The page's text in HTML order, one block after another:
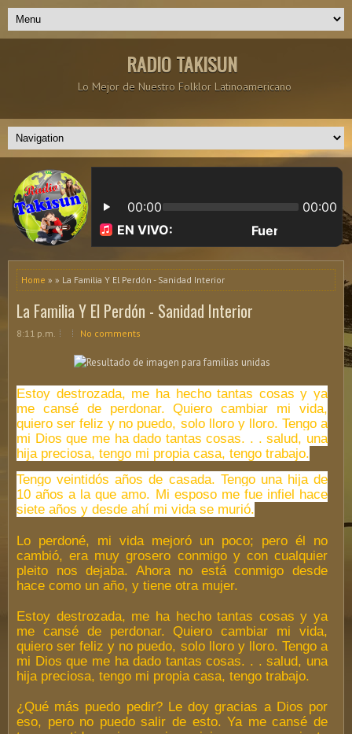
RADIO TAKISUN
Lo Mejor de Nuestro Folklor Latinoamericano
Home » » La Familia Y El Perdón - Sanidad Interior
La Familia Y El Perdón - Sanidad Interior
8:11 p.m. No comments
Estoy destrozada, me ha hecho tantas cosas y ya
me cansé de perdonar. Quiero cambiar mi vida,
quiero ser feliz y no puedo, solo lloro y lloro. Tengo a
mi Dios que me ha dado tantas cosas. . . salud, una
hija preciosa, tengo mi propia casa, tengo trabajo.
Tengo veintidós años de casada. Tengo una hija de
10 años a la que amo. Mi esposo me fue infiel hace
siete años y desde ahí mi vida se murió.
Lo perdoné, mi vida mejoró un poco; pero él no
cambió, era muy grosero conmigo y con cualquier
pleito nos dejaba. Ahora no está conmigo desde
hace como un año, y tiene otra mujer.
Estoy destrozada, me ha hecho tantas cosas y ya
me cansé de perdonar. Quiero cambiar mi vida,
quiero ser feliz y no puedo, solo lloro y lloro. Tengo a
mi Dios que me ha dado tantas cosas. . . salud, una
hija preciosa, tengo mi propia casa, tengo trabajo.
¿Qué más puedo pedir? Le doy gracias a Dios por
eso, pero no puedo salir de esto. Ya me cansé de